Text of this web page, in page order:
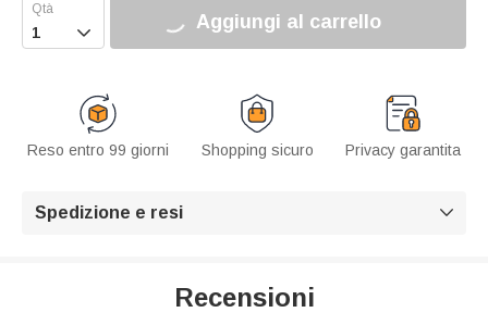
 Aggiungi al carrello
Reso entro 99 giorni Shopping sicuro Privacy garantita
Spedizione e resi 
Recensioni